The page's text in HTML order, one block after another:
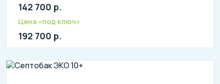
Количество человек: 5-7
литров в сутки: 1200
142 700 р.
Цена «под ключ»
192 700 р.